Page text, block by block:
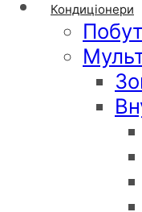
Кондиціонери